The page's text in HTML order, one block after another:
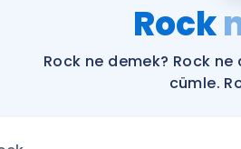
Rock
Rock ne demek? Rock
cümle.